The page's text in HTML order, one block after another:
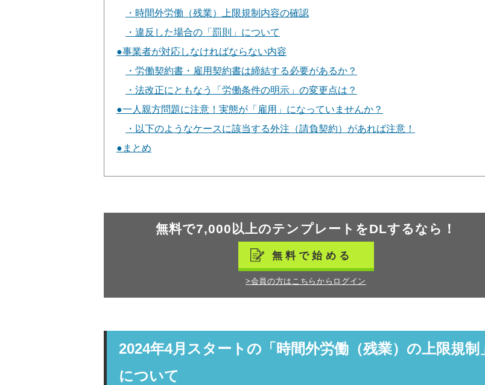
時間外労働（残業）上限規制内容の確認
違反した場合の「罰則」について
事業者が対応しなければならない内容
労働契約書・雇用契約書は締結する必要があるか？
法改正にともなう「労働条件の明示」の変更点は？
一人親方問題に注意！実態が「雇用」になっていませんか？
以下のようなケースに該当する外注（請負契約）があれば注意！
まとめ
無料で7,000以上のテンプレートをDLするなら！
無料で始める
>会員の方はこちらからログイン
2024年4月スタートの「時間外労働（残業）の上限規制
について